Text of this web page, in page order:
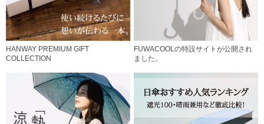
HANWAY PREMIUM GIFT
COLLECTION
FUWACOOLの特設サイトが公開され
ました。